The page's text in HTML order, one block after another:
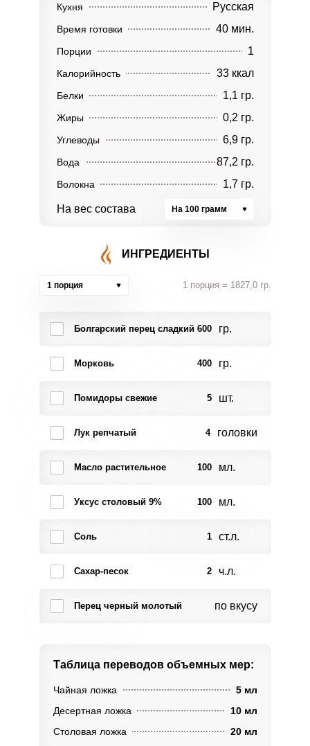
Кухня Русская
Время готовки 40 мин.
Порции 1
Калорийность 33 ккал
Белки 1,1 гр.
Жиры 0,2 гр.
Углеводы 6,9 гр.
Вода 87,2 гр.
Волокна 1,7 гр.
На вес состава На 100 грамм
ИНГРЕДИЕНТЫ
1 порция 1 порция = 1827,0 гр.
Болгарский перец сладкий 600 гр.
Морковь 400 гр.
Помидоры свежие 5 шт.
Лук репчатый 4 головки
Масло растительное 100 мл.
Уксус столовый 9% 100 мл.
Соль 1 ст.л.
Сахар-песок 2 ч.л.
Перец черный молотый по вкусу
Таблица переводов объемных мер:
Чайная ложка
5 мл
Десертная ложка
10 мл
Столовая ложка
20 мл